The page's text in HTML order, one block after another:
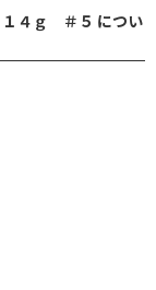
４ｇ ＃５ につい